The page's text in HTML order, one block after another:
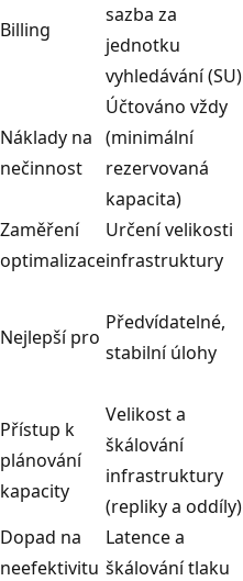
Billing
sazba za
jednotku
vyhledávání (SU)
Náklady na
nečinnost
Účtováno vždy
(minimální
rezervovaná
kapacita)
Zaměření
optimalizace
Určení velikosti
infrastruktury
Nejlepší pro
Předvídatelné,
stabilní úlohy
Přístup k
plánování
kapacity
Velikost a
škálování
infrastruktury
(repliky a oddíly)
Dopad na
neefektivitu
Latence a
škálování tlaku